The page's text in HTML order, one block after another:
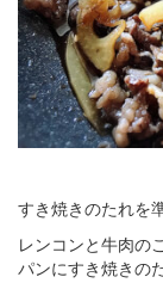
すき焼きのたれを
レンコンと牛肉の
パンにすき焼きの